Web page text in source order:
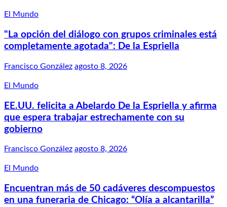
El Mundo
"La opción del diálogo con grupos criminales está
completamente agotada": De la Espriella
Francisco González agosto 8, 2026
El Mundo
EE.UU. felicita a Abelardo De la Espriella y afirma
que espera trabajar estrechamente con su
gobierno
Francisco González agosto 8, 2026
El Mundo
Encuentran más de 50 cadáveres descompuestos
en una funeraria de Chicago: “Olía a alcantarilla”